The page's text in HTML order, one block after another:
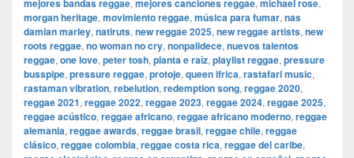
mejores bandas reggae, mejores canciones reggae, michael rose,
morgan heritage, movimiento reggae, música para fumar, nas
damian marley, natiruts, new reggae 2025, new reggae artists, new
roots reggae, no woman no cry, nonpalidece, nuevos talentos
reggae, one love, peter tosh, planta e raíz, playlist reggae, pressure
busspipe, pressure reggae, protoje, queen ifrica, rastafari music,
rastaman vibration, rebelution, redemption song, reggae 2020,
reggae 2021, reggae 2022, reggae 2023, reggae 2024, reggae 2025,
reggae acústico, reggae africano, reggae africano moderno, reggae
alemania, reggae awards, reggae brasil, reggae chile, reggae
clásico, reggae colombia, reggae costa rica, reggae del caribe,